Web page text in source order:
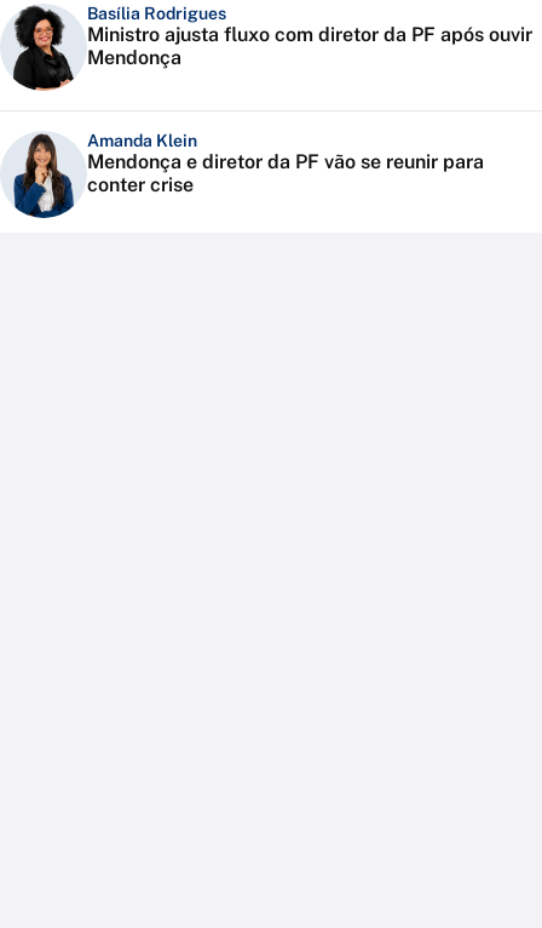
Basília Rodrigues
Ministro ajusta fluxo com diretor da PF após ouvir
Mendonça
Amanda Klein
Mendonça e diretor da PF vão se reunir para
conter crise